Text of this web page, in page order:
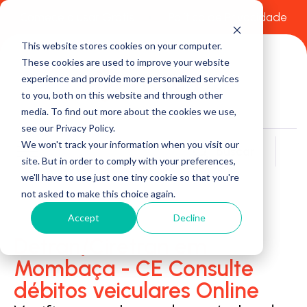
This website stores cookies on your computer.
These cookies are used to improve your website
experience and provide more personalized services
to you, both on this website and through other
media. To find out more about the cookies we use,
see our Privacy Policy.
We won't track your information when you visit our
site. But in order to comply with your preferences,
we'll have to use just one tiny cookie so that you're
not asked to make this choice again.
Accept Decline
Política de Privacidade
Buscar
Mombaça - CE Consulte
débitos veiculares Online